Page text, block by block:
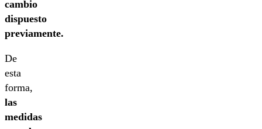
cambio
dispuesto
previamente.
De
esta
forma,
las
medidas